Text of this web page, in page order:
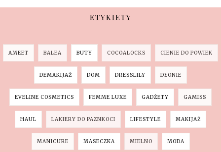
ETYKIETY
AMEET BALEA BUTY COCOALOCKS CIENIE DO POWIEK
DEMAKIJAŻ DOM DRESSLILY DŁONIE
EVELINE COSMETICS FEMME LUXE GADŻETY GAMISS
HAUL LAKIERY DO PAZNKOCI LIFESTYLE MAKIJAŻ
MANICURE MASECZKA MIELNO MODA